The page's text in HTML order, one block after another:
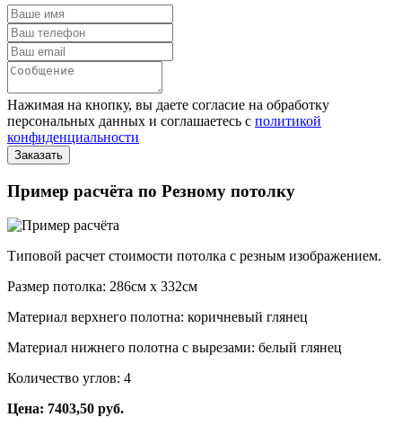
Нажимая на кнопку, вы даете согласие на обработку
персональных данных и соглашаетесь с политикой
конфиденциальности
Пример расчёта по Резному потолку
Типовой расчет стоимости потолка с резным изображением.
Размер потолка: 286см x 332см
Материал верхнего полотна: коричневый глянец
Материал нижнего полотна с вырезами: белый глянец
Количество углов: 4
Цена: 7403,50 руб.